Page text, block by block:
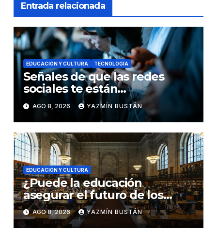
Entrada relacionada
EDUCACIÓN Y CULTURA TECNOLOGÍA
Señales de que las redes
sociales te están
consumiendo
AGO 8, 2026 YAZMÍN BUSTÁN
EDUCACIÓN Y CULTURA
¿Puede la educación
asegurar el futuro de los
profesionales ecuatorianos
de aquí al 2030?
AGO 8, 2026 YAZMÍN BUSTÁN